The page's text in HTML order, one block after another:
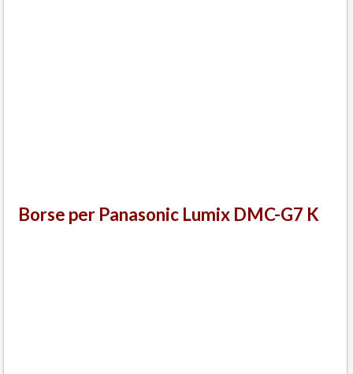
Borse per Panasonic Lumix DMC-G7 K